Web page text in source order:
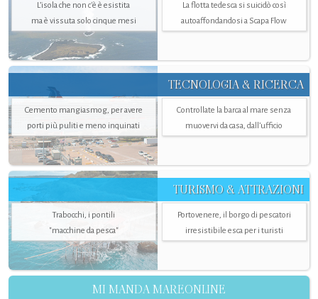
L’isola che non c'è è esistita
ma è vissuta solo cinque mesi
La flotta tedesca si suicidò così
autoaffondandosi a Scapa Flow
TECNOLOGIA & RICERCA
Cemento mangiasmog, per avere
porti più puliti e meno inquinati
Controllate la barca al mare senza
muovervi da casa, dall’ufficio
TURISMO & ATTRAZIONI
Trabocchi, i pontili
"macchine da pesca"
Portovenere, il borgo di pescatori
irresistibile esca per i turisti
MI MANDA MAREONLINE